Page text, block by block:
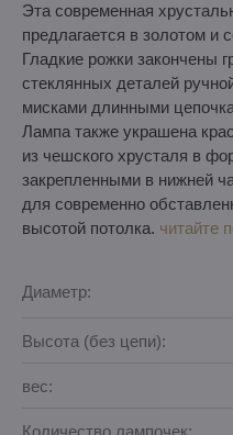
Эта современная
предлагается ​​в золотом и
Гладкие рожки закончены
стеклянных деталей
мисками длинными
Лампа также украшена
из чешского хрусталя в
закрепленными в нижней
для современно
высотой потолка. читайте
Диаметр:
Высота (без цепи):
вес:
Количество лампочек: